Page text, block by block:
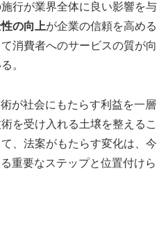
行が業界全体に良い影響を与
の向上が企業の信頼を高める
消費者へのサービスの質が向
。
が社会にもたらす利益を一層
を受け入れる土壌を整えるこ
、法案がもたらす変化は、今
重要なステップと位置付けら